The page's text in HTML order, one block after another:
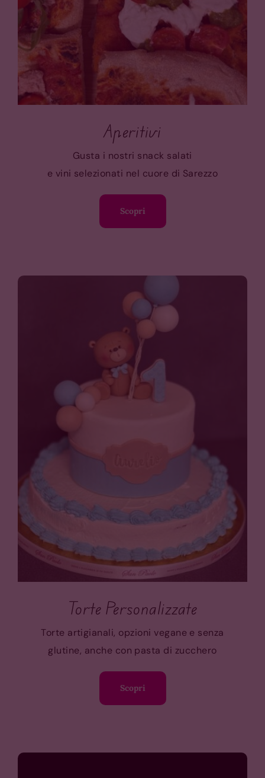
Aperitivi
Gusta i nostri snack salati
e vini selezionati nel cuore di Sarezzo
Scopri
Torte Personalizzate
Torte artigianali, opzioni vegane e senza
glutine, anche con pasta di zucchero
Scopri